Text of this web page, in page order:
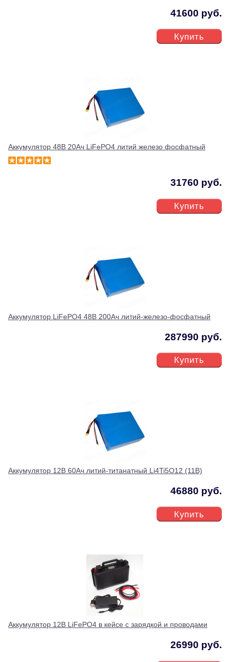
41600 руб.
Купить
Аккумулятор 48В 20Ач LiFePO4 литий железо фосфатный
31760 руб.
Купить
Аккумулятор LiFePO4 48В 200Ач литий-железо-фосфатный
287990 руб.
Купить
Аккумулятор 12В 60Ач литий-титанатный Li4Ti5O12 (11В)
46880 руб.
Купить
Аккумулятор 12В LiFePO4 в кейсе с зарядкой и проводами
26990 руб.